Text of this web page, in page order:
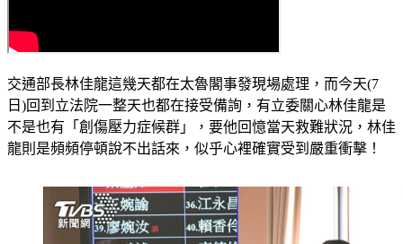
交通部長林佳龍這幾天都在太魯閣事發現場處理，而今天(7
日)回到立法院一整天也都在接受備詢，有立委關心林佳龍是
不是也有「創傷壓力症候群」，要他回憶當天救難狀況，林佳